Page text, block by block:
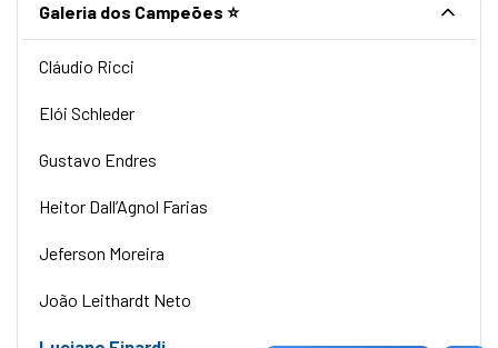
Galeria dos Campeões ⭐
Cláudio Ricci
Elói Schleder
Gustavo Endres
Heitor Dall’Agnol Farias
Jeferson Moreira
João Leithardt Neto